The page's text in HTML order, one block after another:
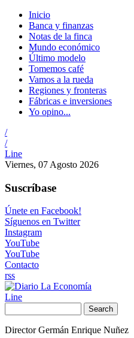
Inicio
Banca y finanzas
Notas de la finca
Mundo económico
Último modelo
Tomemos café
Vamos a la rueda
Regiones y fronteras
Fábricas e inversiones
Yo opino...
/
/
Line
Viernes, 07 Agosto 2026
Suscríbase
Únete en Facebook!
Síguenos en Twitter
Instagram
YouTube
YouTube
Contacto
rss
Line
Search
Director Germán Enrique Nuñez